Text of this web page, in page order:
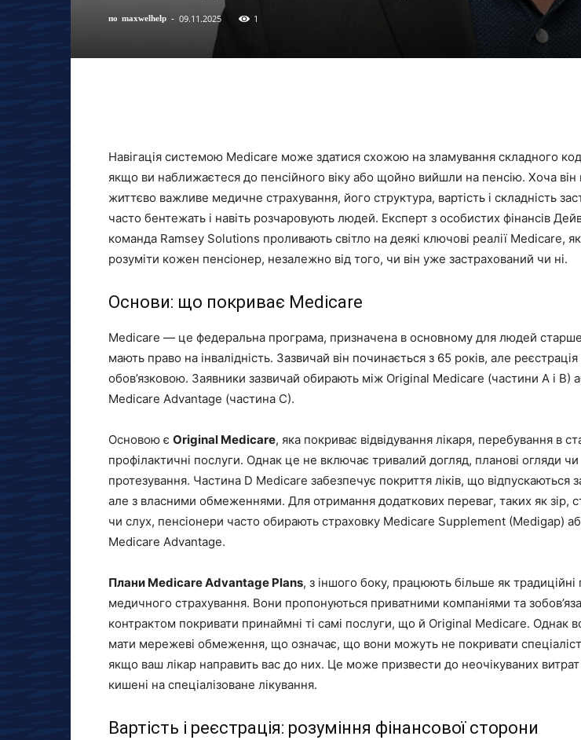
по maxwelhelp - 09.11.2025 1
Навігація системою Medicare може здатися схожою на зламування складного
якщо ви наближаєтеся до пенсійного віку або щойно вийшли на пенсію. Хоча він
життєво важливе медичне страхування, його структура, вартість і складність
часто бентежать і навіть розчаровують людей. Експерт з особистих фінансів
команда Ramsey Solutions проливають світло на деякі ключові реалії Medicare,
розуміти кожен пенсіонер, незалежно від того, чи він уже застрахований чи ні.
Основи: що покриває Medicare
Medicare — це федеральна програма, призначена в основному для людей старше
мають право на інвалідність. Зазвичай він починається з 65 років, але
обов’язковою. Заявники зазвичай обирають між Original Medicare (частини A і B)
Medicare Advantage (частина C).
Основою є Original Medicare, яка покриває відвідування лікаря, перебування в
профілактичні послуги. Однак це не включає тривалий догляд, планові огляди чи
протезування. Частина D Medicare забезпечує покриття ліків, що відпускаються
але з власними обмеженнями. Для отримання додаткових переваг, таких як зір,
чи слух, пенсіонери часто обирають страховку Medicare Supplement (Medigap)
Medicare Advantage.
Плани Medicare Advantage Plans, з іншого боку, працюють більше як традиційні
медичного страхування. Вони пропонуються приватними компаніями та
контрактом покривати принаймні ті самі послуги, що й Original Medicare. Однак
мати мережеві обмеження, що означає, що вони можуть не покривати
якщо ваш лікар направить вас до них. Це може призвести до неочікуваних витрат
кишені на спеціалізоване лікування.
Вартість і реєстрація: розуміння фінансової сторони